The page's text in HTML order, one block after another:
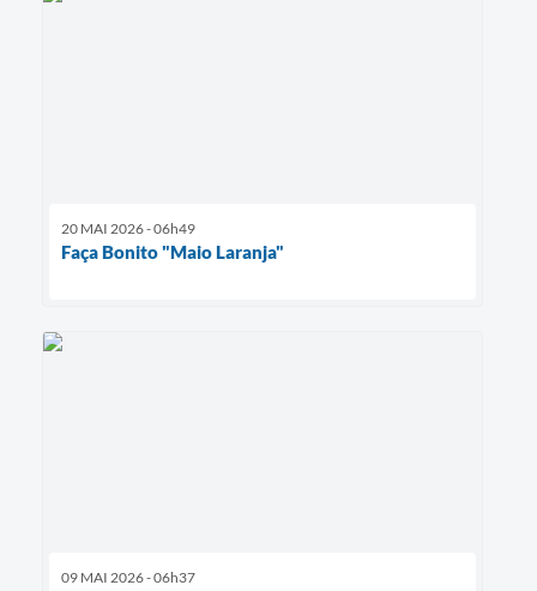
20 MAI 2026 - 06h49
Faça Bonito "Maio Laranja"
09 MAI 2026 - 06h37